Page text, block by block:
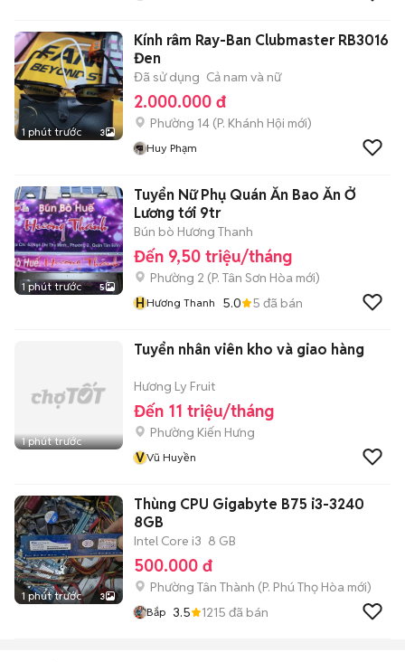
1 phút trước 3
Kính râm Ray-Ban Clubmaster RB3016
Đen
Đã sử dụng Cả nam và nữ
2.000.000 đ
Phường 14 (P. Khánh Hội mới)
Huy Phạm
1 phút trước 5
Tuyển Nữ Phụ Quán Ăn Bao Ăn Ở
Lương tới 9tr
Bún bò Hương Thanh
Đến 9,50 triệu/tháng
Phường 2 (P. Tân Sơn Hòa mới)
HHương Thanh 5.0 5 đã bán
1 phút trước
Tuyển nhân viên kho và giao hàng
Hương Ly Fruit
Đến 11 triệu/tháng
Phường Kiến Hưng
VVũ Huyền
1 phút trước 3
Thùng CPU Gigabyte B75 i3-3240
8GB
Intel Core i3 8 GB
500.000 đ
Phường Tân Thành (P. Phú Thọ Hòa mới)
Bắp 3.5 1215 đã bán